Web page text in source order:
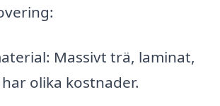
Massivt trä, laminat,
olika kostnader.